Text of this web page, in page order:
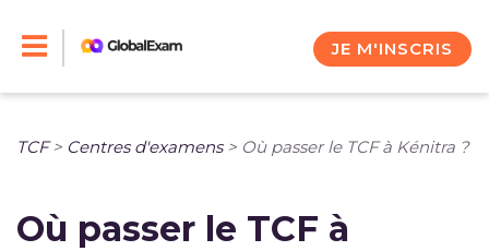
JE M'INSCRIS
TCF> Centres d'examens> Où passer le TCF à Kénitra ?
Où passer le TCF à